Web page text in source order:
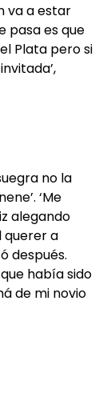
va a estar
pasa es que
Plata pero si
no la
‘Me
alegando
querer a
después.
había sido
de mi novio